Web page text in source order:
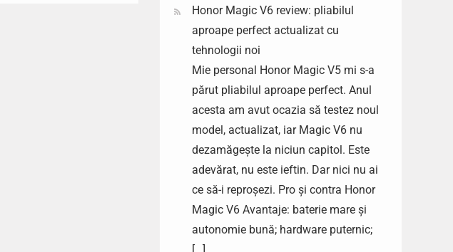
Honor Magic V6 review: pliabilul
aproape perfect actualizat cu
tehnologii noi
Mie personal Honor Magic V5 mi s-a
părut pliabilul aproape perfect. Anul
acesta am avut ocazia să testez noul
model, actualizat, iar Magic V6 nu
dezamăgește la niciun capitol. Este
adevărat, nu este ieftin. Dar nici nu ai
ce să-i reproșezi. Pro și contra Honor
Magic V6 Avantaje: baterie mare și
autonomie bună; hardware puternic;